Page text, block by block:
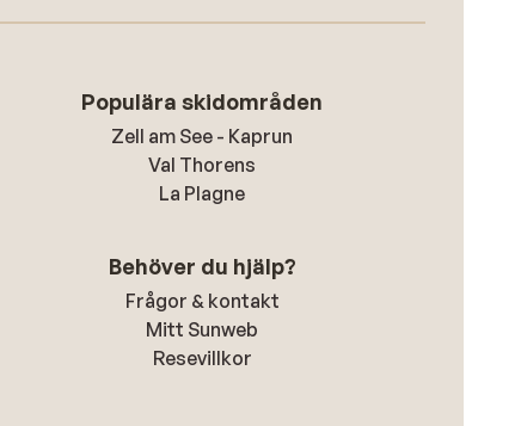
Populära skidområden
Zell am See - Kaprun
Val Thorens
La Plagne
Behöver du hjälp?
Frågor & kontakt
Mitt Sunweb
Resevillkor